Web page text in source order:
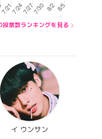
投票数ランキングを見る
イ ウンサン